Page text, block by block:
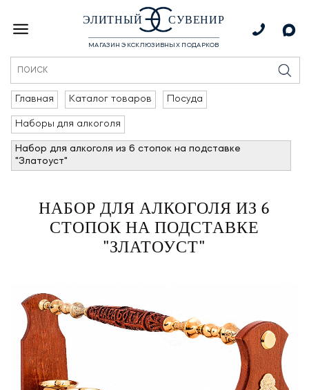
ЭЛИТНЫЙ СУВЕНИР
МАГАЗИН ЭКСКЛЮЗИВНЫХ ПОДАРКОВ
Главная Каталог товаров Посуда
Наборы для алкоголя
Набор для алкоголя из 6 стопок на подставке
"Златоуст"
НАБОР ДЛЯ АЛКОГОЛЯ ИЗ 6
СТОПОК НА ПОДСТАВКЕ
"ЗЛАТОУСТ"